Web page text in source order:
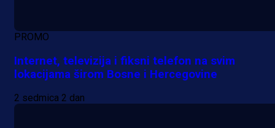
PROMO
Internet, televizija i fiksni telefon na svim
lokacijama širom Bosne i Hercegovine
2 sedmica 2 dan